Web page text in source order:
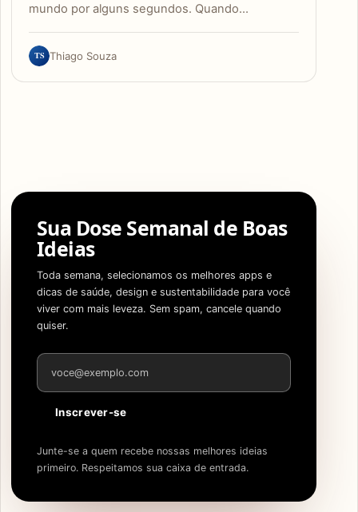
mundo por alguns segundos. Quando…
TS Thiago Souza
Sua Dose Semanal de Boas
Ideias
Toda semana, selecionamos os melhores apps e
dicas de saúde, design e sustentabilidade para você
viver com mais leveza. Sem spam, cancele quando
quiser.
Endereço de e-mail
Inscrever-se
Junte-se a quem recebe nossas melhores ideias
primeiro. Respeitamos sua caixa de entrada.